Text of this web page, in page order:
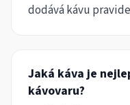
dodává kávu
Jaká káva je
kávovaru?